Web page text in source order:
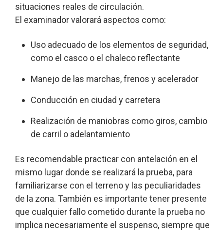
situaciones reales de circulación.
El examinador valorará aspectos como:
Uso adecuado de los elementos de seguridad,
como el casco o el chaleco reflectante
Manejo de las marchas, frenos y acelerador
Conducción en ciudad y carretera
Realización de maniobras como giros, cambio
de carril o adelantamiento
Es recomendable practicar con antelación en el
mismo lugar donde se realizará la prueba, para
familiarizarse con el terreno y las peculiaridades
de la zona. También es importante tener presente
que cualquier fallo cometido durante la prueba no
implica necesariamente el suspenso, siempre que